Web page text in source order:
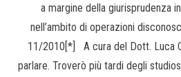
a margine della giurisprudenza
nell’ambito di operazioni
11/2010[*] A cura del Dott. Luca
parlare. Troverò più tardi degli